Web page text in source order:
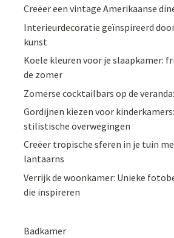
Creëer een vintage Amerikaanse
Interieurdecoratie geïnspireerd
kunst
Koele kleuren voor je slaapkamer:
de zomer
Zomerse cocktailbars op de
Gordijnen kiezen voor
stilistische overwegingen
Creëer tropische sferen in je tuin
lantaarns
Verrijk de woonkamer: Unieke
die inspireren
Badkamer